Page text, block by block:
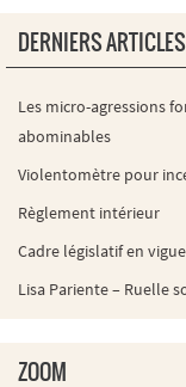
DERNIERS ARTICLES
Les micro-agressions
abominables
Violentomètre pour
Règlement intérieur
Cadre législatif en
Lisa Pariente – Ruelle
ZOOM